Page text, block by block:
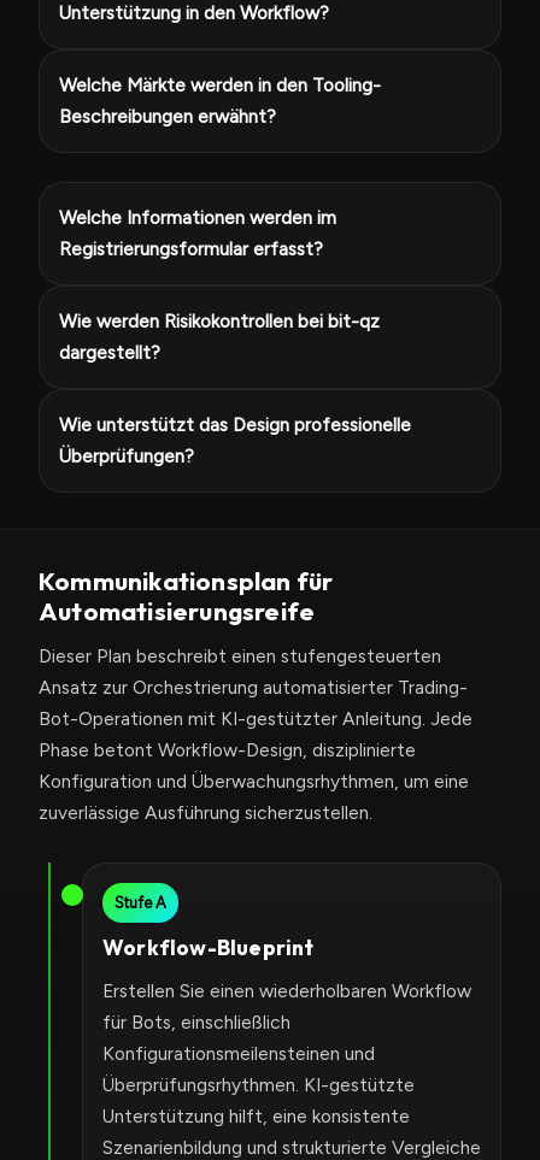
Unterstützung in den Workflow?
Welche Märkte werden in den Tooling-
Beschreibungen erwähnt?
Welche Informationen werden im
Registrierungsformular erfasst?
Wie werden Risikokontrollen bei bit-qz
dargestellt?
Wie unterstützt das Design professionelle
Überprüfungen?
Kommunikationsplan für
Automatisierungsreife
Dieser Plan beschreibt einen stufengesteuerten
Ansatz zur Orchestrierung automatisierter Trading-
Bot-Operationen mit KI-gestützter Anleitung. Jede
Phase betont Workflow-Design, disziplinierte
Konfiguration und Überwachungsrhythmen, um eine
zuverlässige Ausführung sicherzustellen.
Stufe A
Workflow-Blueprint
Erstellen Sie einen wiederholbaren Workflow
für Bots, einschließlich
Konfigurationsmeilensteinen und
Überprüfungsrhythmen. KI-gestützte
Unterstützung hilft, eine konsistente
Szenarienbildung und strukturierte Vergleiche